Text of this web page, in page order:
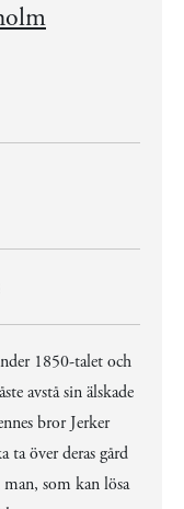
1850-talet och
avstå sin älskade
bror Jerker
ta över deras gård
som kan lösa